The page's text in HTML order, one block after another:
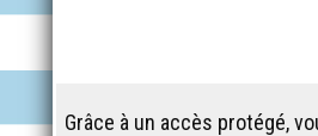
Grâce à un accès protégé,